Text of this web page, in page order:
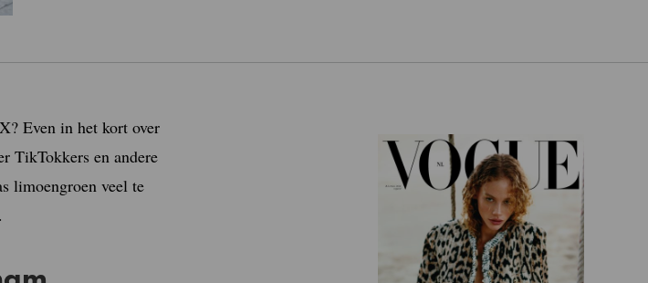
Even in het kort over
TikTokkers en andere
limoengroen veel te